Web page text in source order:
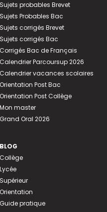
Sujets probables Brevet
Sujets Probables Bac
Sujets corrigés Brevet
Sujets corrigés Bac
Corrigés Bac de Français
Calendrier Parcoursup 2026
Calendrier vacances scolaires
Orientation Post Bac
Orientation Post Collège
Mon master
Grand Oral 2026
BLOG
Collège
Lycée
Supérieur
Orientation
Guide pratique